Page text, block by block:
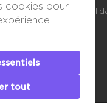
optimisée
cookies pour
tout